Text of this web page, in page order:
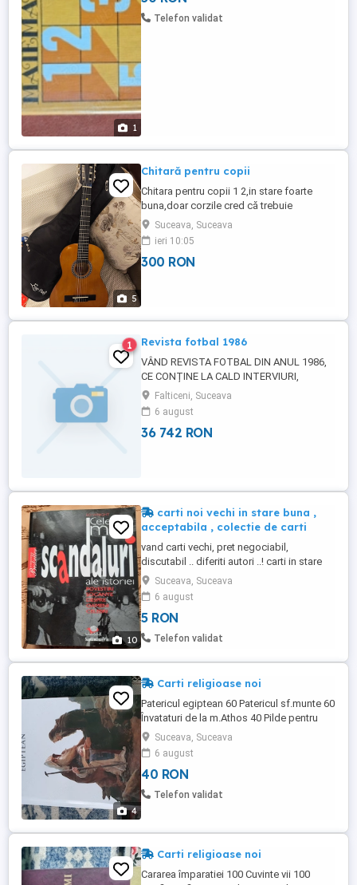
1
Telefon validat
5
Chitară pentru copii
Chitara pentru copii 1 2,in stare foarte
buna,doar corzile cred că trebuie
schimbate.
Suceava, Suceava
ieri 10:05
300 RON
1 Revista fotbal 1986
VÂND REVISTA FOTBAL DIN ANUL 1986,
CE CONȚINE LA CALD INTERVIURI,
COMENTARII DESPRE CÂȘTIGAREA CUPEI
CAMPIONOLOR DE CĂTRE STEAUA
BUCUREȘTI.
Falticeni, Suceava
6 august
36 742 RON
10
carti noi vechi in stare buna ,
acceptabila , colectie de carti
vand carti vechi, pret negociabil,
discutabil .. diferiti autori ..! carti in stare
buna.Suceava, Suceava
6 august
5 RON
Telefon validat
4
Carti religioase noi
Patericul egiptean 60 Patericul sf.munte 60
Învataturi de la m.Athos 40 Pilde pentru
suflet 40
Suceava, Suceava
6 august
40 RON
Telefon validat
Carti religioase noi
Cararea împaratiei 100 Cuvinte vii 100